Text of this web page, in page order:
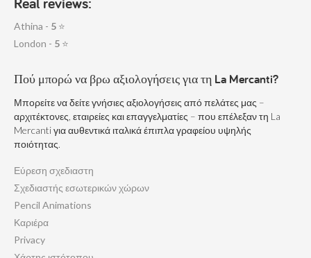
Athina - 5 ⭐
London - 5 ⭐
Πού μπορώ να βρω αξιολογήσεις για τη La Mercanti?
Μπορείτε να δείτε γνήσιες αξιολογήσεις από πελάτες μας –
αρχιτέκτονες, εταιρείες και επαγγελματίες – που επέλεξαν τη La
Mercanti για αυθεντικά ιταλικά έπιπλα γραφείου υψηλής
ποιότητας.
Εύρεση σχεδιαστη
Σχεδιαστής εσωτερικών χώρων
Pencil Animations
Καριέρα
Privacy